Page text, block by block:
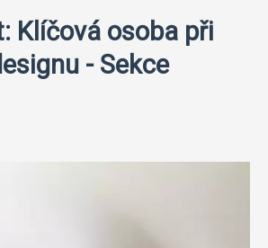
Klíčová osoba při
- Sekce